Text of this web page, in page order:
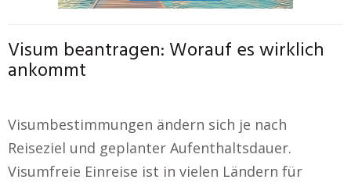
Visum beantragen: Worauf es wirklich
ankommt
Visumbestimmungen ändern sich je nach
Reiseziel und geplanter Aufenthaltsdauer.
Visumfreie Einreise ist in vielen Ländern für